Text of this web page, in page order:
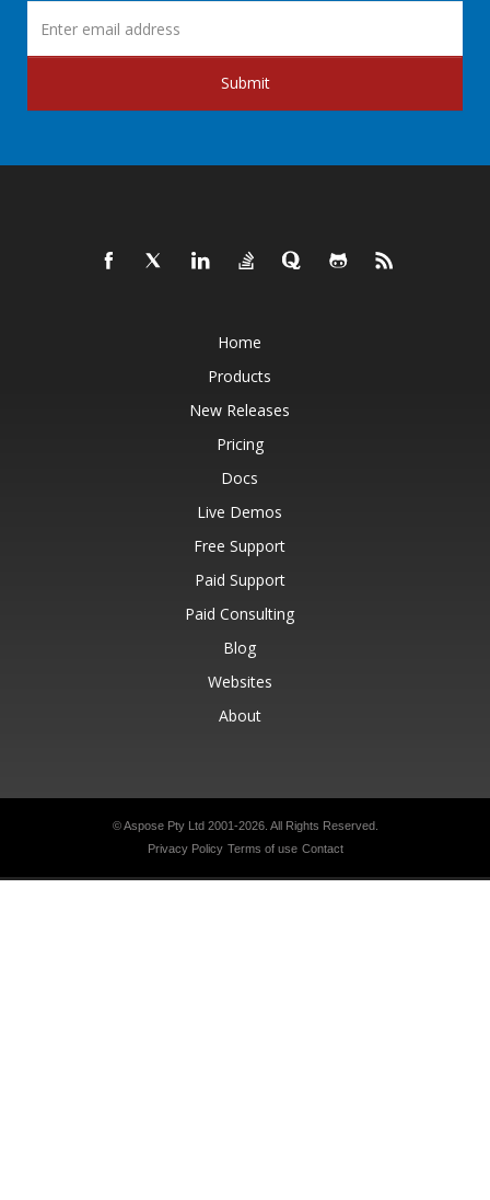
Submit
Home
Products
New Releases
Pricing
Docs
Live Demos
Free Support
Paid Support
Paid Consulting
Blog
Websites
About
© Aspose Pty Ltd 2001-2026. All Rights Reserved.
Privacy Policy Terms of use Contact